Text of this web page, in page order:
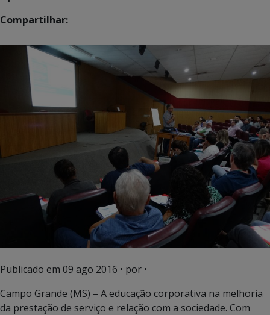
Compartilhar:
Publicado em 09 ago 2016 • por •
Campo Grande (MS) – A educação corporativa na melhoria
da prestação de serviço e relação com a sociedade. Com